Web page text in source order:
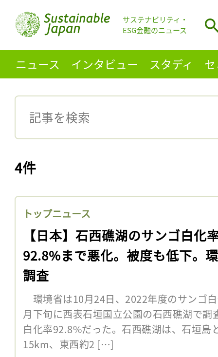
サステナビリティ・
ESG金融のニュース
ニュース インタビュー スタディ
4件
トップニュース
【日本】石西礁湖のサンゴ白化
92.8%まで悪化。被度も低下。
調査
環境省は10月24日、2022年度のサンゴ
月下旬に西表石垣国立公園の石西礁湖で
白化率92.8%だった。石西礁湖は、石垣島
15km、東西約2 […]